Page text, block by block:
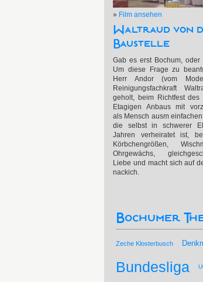
» Film ansehen
Waltraud von
Baustelle
Gab es erst Bochum, oder
Um diese Frage zu
Herr Andor (vom
Reinigungsfachkraft
geholt, beim Richtfest
Etagigen Anbaus mit
als Mensch ausm
die selbst in schwerer
Jahren verheiratet ist,
Körbchengrößen,
Ohrgewächs,
Liebe und macht sich auf
nackich.
Bochumer
Zeche Klosterbusch
Bundesliga